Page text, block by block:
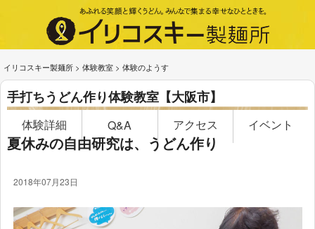
イリコスキー製麺所 > 体験教室 > 体験のようす
手打ちうどん作り体験教室【大阪市】
体験詳細 Q&A アクセス イベント
夏休みの自由研究は、うどん作り
2018年07月23日